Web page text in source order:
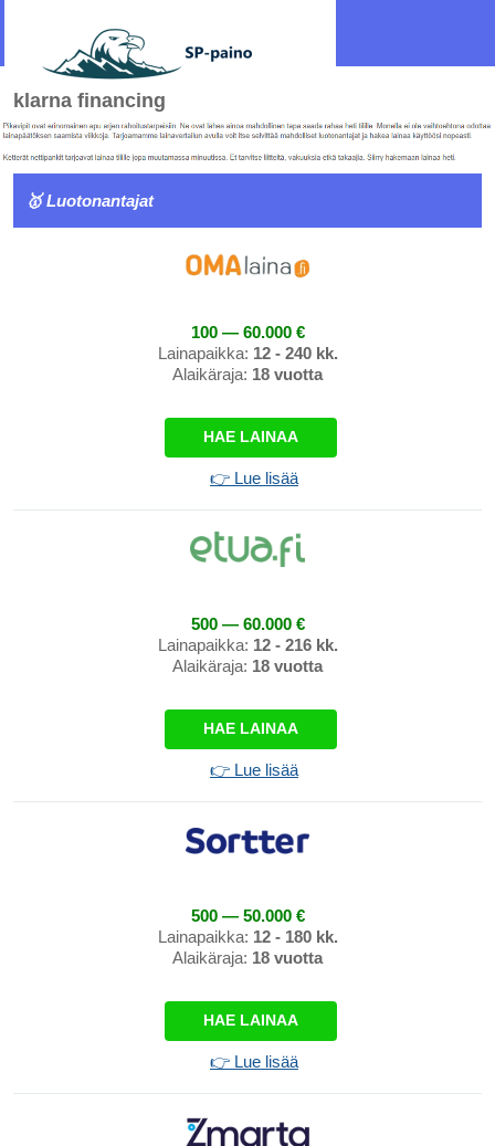
klarna financing
🥇 Luotonantajat
100 — 60.000 €
Lainapaikka: 12 - 240 kk.
Alaikäraja: 18 vuotta
HAE LAINAA
👉 Lue lisää
500 — 60.000 €
Lainapaikka: 12 - 216 kk.
Alaikäraja: 18 vuotta
HAE LAINAA
👉 Lue lisää
500 — 50.000 €
Lainapaikka: 12 - 180 kk.
Alaikäraja: 18 vuotta
HAE LAINAA
👉 Lue lisää